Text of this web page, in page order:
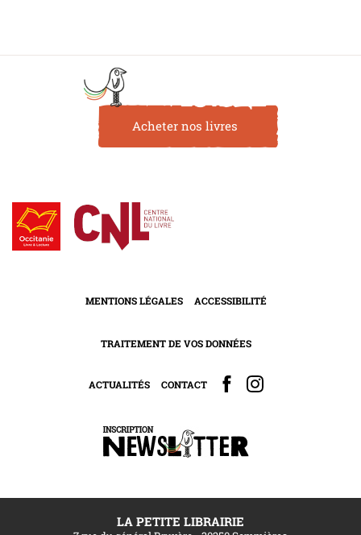
Acheter nos livres
MENTIONS LÉGALES ACCESSIBILITÉ
TRAITEMENT DE VOS DONNÉES
ACTUALITÉS CONTACT
LA PETITE LIBRAIRIE